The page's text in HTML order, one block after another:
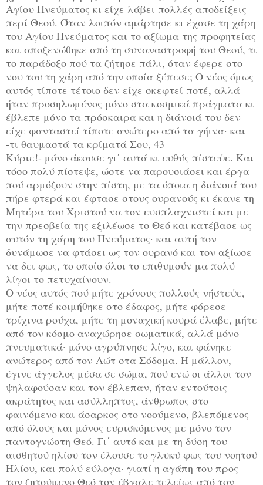
Αγίου Πνεύματος κι είχε λάβει πολλές αποδείξεις
περί Θεού. Όταν λοιπόν αμάρτησε κι έχασε τη χάρη
του Αγίου Πνεύματος και το αξίωμα της προφητείας
και αποξενώθηκε από τη συναναστροφή του Θεού, τι
το παράδοξο πού τα ζήτησε πάλι, όταν έφερε στο
νου του τη χάρη από την οποία ξέπεσε; Ο νέος όμως
αυτός τίποτε τέτοιο δεν είχε σκεφτεί ποτέ, αλλά
ήταν προσηλωμένος μόνο στα κοσμικά πράγματα κι
έβλεπε μόνο τα πρόσκαιρα και η διάνοιά του δεν
είχε φανταστεί τίποτε ανώτερο από τα γήινα· και
-τι θαυμαστά τα κρίματά Σου, 43
Κύριε!- μόνο άκουσε γι΄ αυτά κι ευθύς πίστεψε. Και
τόσο πολύ πίστεψε, ώστε να παρουσιάσει και έργα
πού αρμόζουν στην πίστη, με τα όποια η διάνοιά του
πήρε φτερά και έφτασε στους ουρανούς κι έκανε τη
Μητέρα του Χριστού να τον ευσπλαχνιστεί και με
την πρεσβεία της εξιλέωσε το Θεό και κατέβασε ως
αυτόν τη χάρη του Πνεύματος· και αυτή τον
δυνάμωσε να φτάσει ως τον ουρανό και τον αξίωσε
να δει φως, το οποίο όλοι το επιθυμούν μα πολύ
λίγοι το πετυχαίνουν.
Ο νέος αυτός πού μήτε χρόνους πολλούς νήστεψε,
μήτε ποτέ κοιμήθηκε στο έδαφος, μήτε φόρεσε
τρίχινα ρούχα, μήτε τη μοναχική κουρά έλαβε, μήτε
από τον κόσμο αναχώρησε σωματικά, αλλά μόνο
πνευματικά· μόνο αγρύπνησε λίγο, και φάνηκε
ανώτερος από τον Λώτ στα Σόδομα. Η μάλλον,
έγινε άγγελος μέσα σε σώμα, πού ενώ οι άλλοι τον
ψηλαφούσαν και τον έβλεπαν, ήταν εντούτοις
ακράτητος και ασύλληπτος, άνθρωπος στο
φαινόμενο και άσαρκος στο νοούμενο, βλεπόμενος
από όλους και μόνος ευρισκόμενος με μόνο τον
παντογνώστη Θεό. Γι΄ αυτό και με τη δύση του
αισθητού ηλίου τον έλουσε το γλυκύ φως του νοητού
Ηλίου, και πολύ εύλογα· γιατί η αγάπη του προς
τον ζητούμενο Θεό τον έβγαλε τελείως από τον